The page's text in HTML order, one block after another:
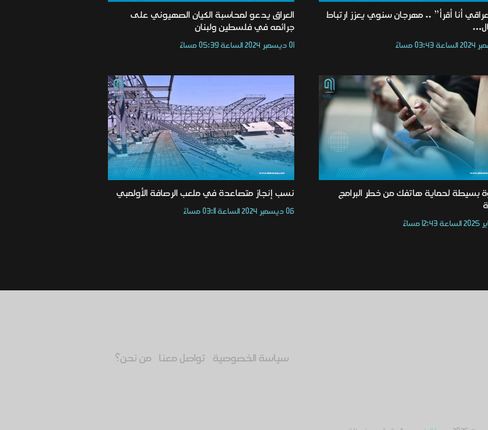
أنا أقرأ” .. مهرجان سنوي يعزز ارتباط
العراق يدعو لمحاسبة الكيان الصهيوني على
جرائمه في فلسطين ولبنان
01 ديسمبر 2024 الساعة 05:39 مساءً
بسيطة لحماية هاتفك من خطر البرامج
نسب إنجاز متصاعدة في ملعب الرصافة الأولمبي
06 ديسمبر 2024 الساعة 03:11 مساءً
سياسة الخصوصية تواصل معنا من نحن؟